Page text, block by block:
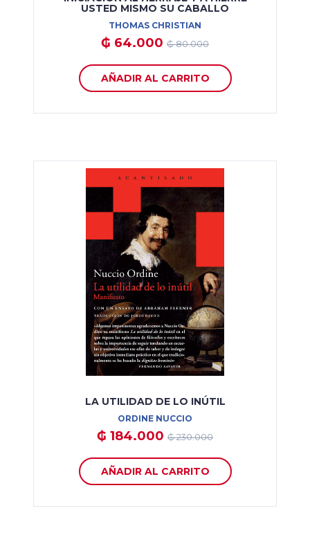
USTED MISMO SU CABALLO
THOMAS CHRISTIAN
₲ 64.000 ₲ 80.000
AÑADIR AL CARRITO
LA UTILIDAD DE LO INÚTIL
ORDINE NUCCIO
₲ 184.000 ₲ 230.000
AÑADIR AL CARRITO